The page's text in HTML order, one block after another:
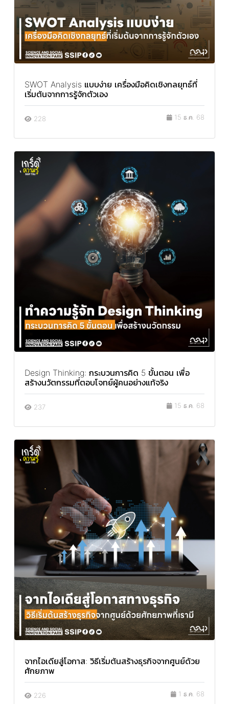
SWOT Analysis แบบง่าย เครื่องมือคิดเชิงกลยุทธ์ที่
เริ่มต้นจากการรู้จักตัวเอง
228 15 ธ.ค. 68
Design Thinking: กระบวนการคิด 5 ขั้นตอน เพื่อ
สร้างนวัตกรรมที่ตอบโจทย์ผู้คนอย่างแท้จริง
237 15 ธ.ค. 68
จากไอเดียสู่โอกาส: วิธีเริ่มต้นสร้างธุรกิจจากศูนย์ด้วย
ศักยภาพ
226 1 ธ.ค. 68